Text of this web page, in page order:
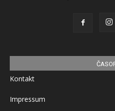
Kontakt
Impressum